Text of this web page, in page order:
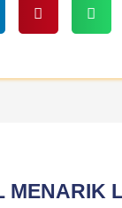
MENARIK